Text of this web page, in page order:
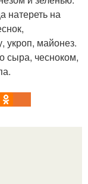
натереть на
укроп, майонез.
сыра, чесноком,